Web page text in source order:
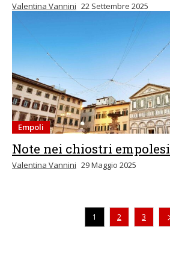
Valentina Vannini 22 Settembre 2025
Empoli
Note nei chiostri empolesi
Valentina Vannini 29 Maggio 2025
1 2 3